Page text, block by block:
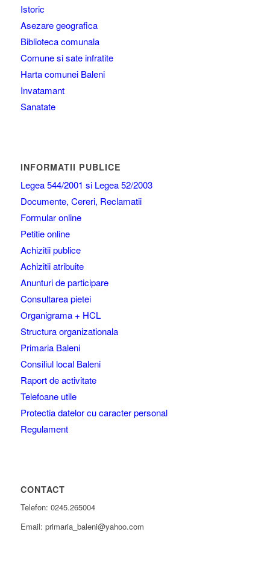
Istoric
Asezare geografica
Biblioteca comunala
Comune si sate infratite
Harta comunei Baleni
Invatamant
Sanatate
INFORMATII PUBLICE
Legea 544/2001 si Legea 52/2003
Documente, Cereri, Reclamatii
Formular online
Petitie online
Achizitii publice
Achizitii atribuite
Anunturi de participare
Consultarea pietei
Organigrama + HCL
Structura organizationala
Primaria Baleni
Consiliul local Baleni
Raport de activitate
Telefoane utile
Protectia datelor cu caracter personal
Regulament
CONTACT
Telefon: 0245.265004
Email: primaria_baleni@yahoo.com